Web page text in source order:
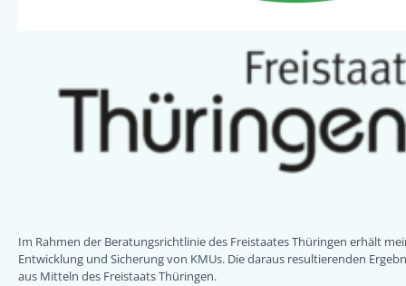
Im Rahmen der Beratungsrichtlinie des Freistaates Thüringen erhält
Entwicklung und Sicherung von KMUs. Die daraus resultierenden
aus Mitteln des Freistaats Thüringen.